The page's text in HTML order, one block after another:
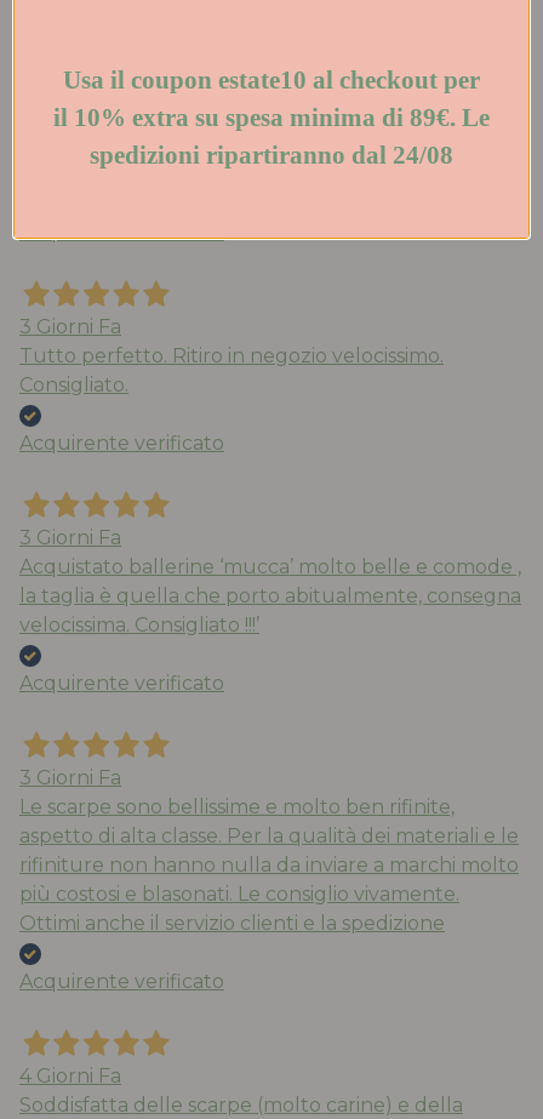
2 Giorni Fa
Acquisto da anni le scarpe di Walter che trovo
molto belle e comode. Qualità eccezionale. Stile ed
eleganza. Spedizione veloce. Consigliatissimo!
Acquirente verificato
3 Giorni Fa
Tutto perfetto. Ritiro in negozio velocissimo.
Consigliato.
Acquirente verificato
3 Giorni Fa
Acquistato ballerine ‘mucca’ molto belle e comode ,
la taglia è quella che porto abitualmente, consegna
velocissima. Consigliato !!!’
Acquirente verificato
3 Giorni Fa
Le scarpe sono bellissime e molto ben rifinite,
aspetto di alta classe. Per la qualità dei materiali e le
rifiniture non hanno nulla da inviare a marchi molto
più costosi e blasonati. Le consiglio vivamente.
Ottimi anche il servizio clienti e la spedizione
Acquirente verificato
4 Giorni Fa
Soddisfatta delle scarpe (molto carine) e della
Usa il coupon estate10 al
checkout per il 10% extra su
spesa minima di 89€. Le
spedizioni ripartiranno dal 24/08